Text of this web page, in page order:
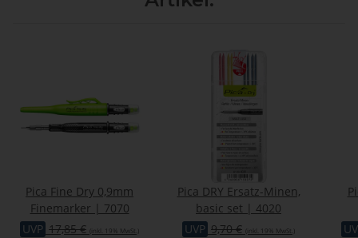
Pica Fine Dry 0,9mm
Finemarker | 7070
UVP 17,85 € (inkl. 19% MwSt.)
Pica DRY Ersatz-Minen,
basic set | 4020
UVP 9,70 € (inkl. 19% MwSt.)